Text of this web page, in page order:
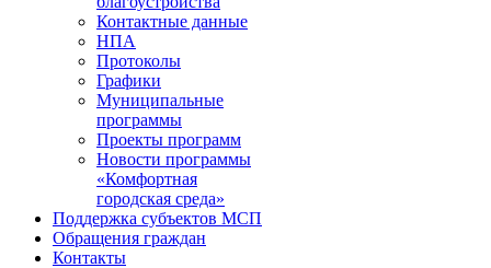
Контактные данные
НПА
Протоколы
Графики
Муниципальные
программы
Проекты программ
Новости программы
«Комфортная
городская среда»
Поддержка субъектов МСП
Обращения граждан
Контакты